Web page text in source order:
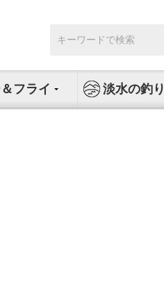
索:
フライ 淡水の釣り